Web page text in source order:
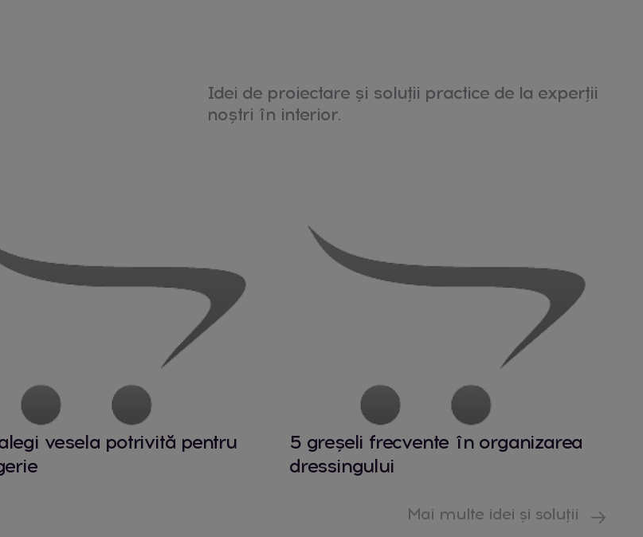
Idei de proiectare și soluții practice de la experții
noștri în interior.
vesela potrivită pentru
5 greșeli frecvente în organizarea
dressingului
Mai multe idei și soluții